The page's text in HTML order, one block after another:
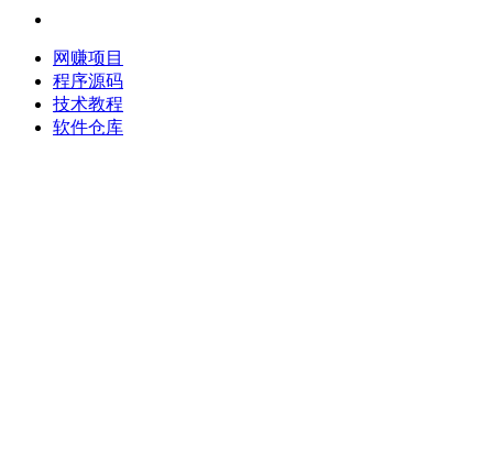
网赚项目
程序源码
技术教程
软件仓库